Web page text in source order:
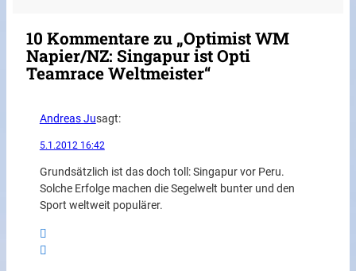
10 Kommentare zu „Optimist WM
Napier/NZ: Singapur ist Opti
Teamrace Weltmeister“
Andreas Jusagt:
5.1.2012 16:42
Grundsätzlich ist das doch toll: Singapur vor Peru.
Solche Erfolge machen die Segelwelt bunter und den
Sport weltweit populärer.